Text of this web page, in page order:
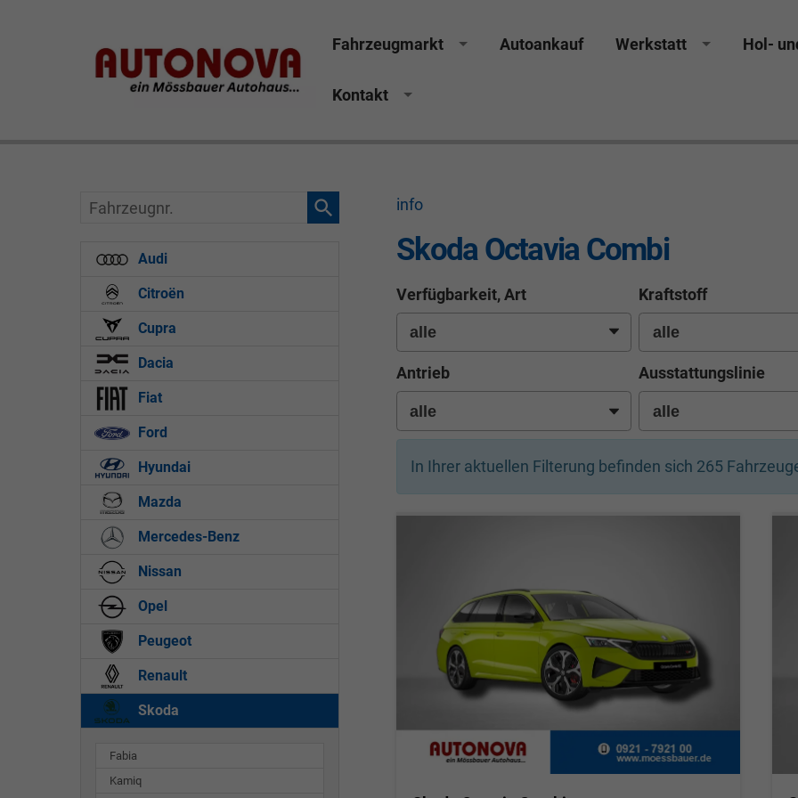
Skoda Octavia Bayreuth Nützel Mössbauer Autonova Brucker Räthel MGS Autohaus günstig Finanzierung
Fahrzeugmarkt Autoankauf Werkstatt Hol-
Kontakt
info
Skoda Octavia Combi
Verfügbarkeit, Art Kraftstoff
Antrieb Ausstattungslinie
In Ihrer aktuellen Filterung befinden sich 265
Fahrzeugnr.
Audi
Citroën
Cupra
Dacia
Fiat
Ford
Hyundai
Mazda
Mercedes-Benz
Nissan
Opel
Peugeot
Renault
Skoda
Fabia
Kamiq